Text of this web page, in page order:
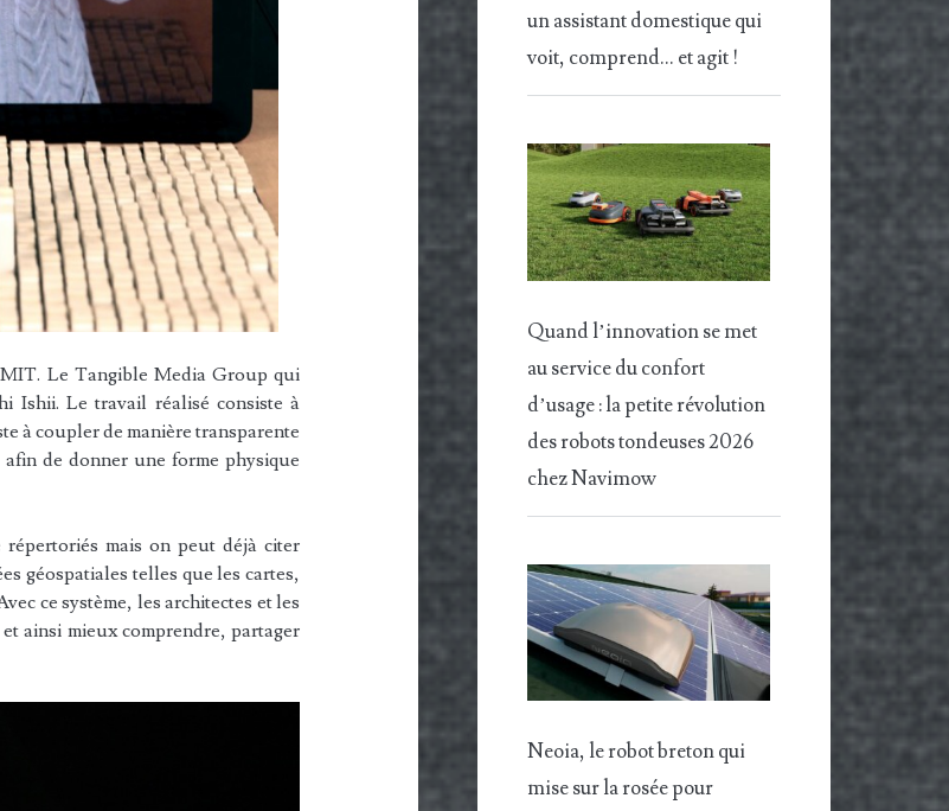
Le Tangible Media Group qui
Ishii. Le travail réalisé consiste à
à coupler de manière transparente
de donner une forme physique
répertoriés mais on peut déjà citer
géospatiales telles que les cartes,
ce système, les architectes et les
ainsi mieux comprendre, partager
un assistant domestique qui
voit, comprend… et agit !
Quand l’innovation se met
au service du confort
d’usage : la petite révolution
des robots tondeuses 2026
chez Navimow
Neoia, le robot breton qui
mise sur la rosée pour